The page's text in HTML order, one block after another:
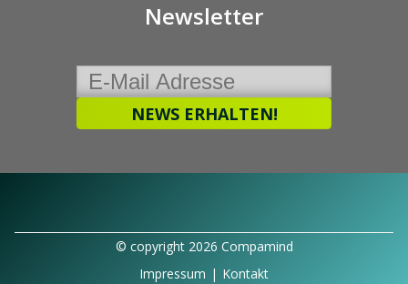
Newsletter
© copyright 2026 Compamind
Impressum | Kontakt